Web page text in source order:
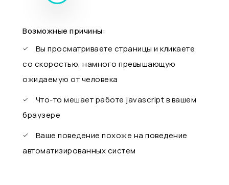
Возможные причины:
Вы просматриваете страницы и кликаете
со скоростью, намного превышающую
ожидаемую от человека
Что-то мешает работе javascript в вашем
браузере
Ваше поведение похоже на поведение
автоматизированных систем